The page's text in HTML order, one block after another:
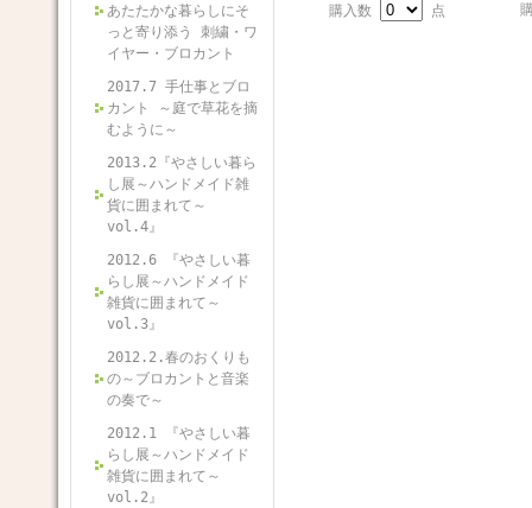
あたたかな暮らしにそ
っと寄り添う 刺繍・ワ
イヤー・ブロカント
2017.7 手仕事とブロ
カント ～庭で草花を摘
むように～
2013.2『やさしい暮ら
し展～ハンドメイド雑
貨に囲まれて～
vol.4』
2012.6 『やさしい暮
らし展～ハンドメイド
雑貨に囲まれて～
vol.3』
2012.2.春のおくりも
の～ブロカントと音楽
の奏で～
2012.1 『やさしい暮
らし展～ハンドメイド
雑貨に囲まれて～
vol.2』
購入数
点